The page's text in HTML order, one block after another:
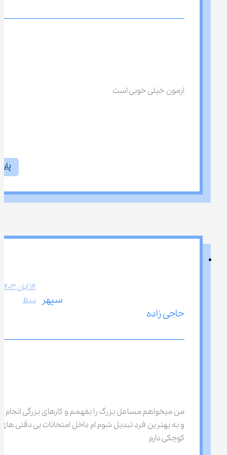
ازمون خیلی خوبی است
سپهر
حاجی زاده
ب.ظ
من میخواهم مساعل بزرگ را بفهمم و کارهای بزرگی
و به بهترین فرد تبدیل شوم ام داخل امتحانات بی دقتی
کوچکی دارم